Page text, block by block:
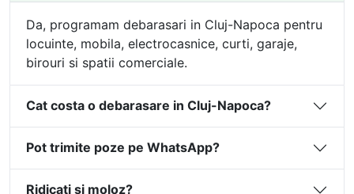
Da, programam debarasari in Cluj-Napoca pentru
locuinte, mobila, electrocasnice, curti, garaje,
birouri si spatii comerciale.
Cat costa o debarasare in Cluj-Napoca?
Pot trimite poze pe WhatsApp?
Ridicati si moloz?